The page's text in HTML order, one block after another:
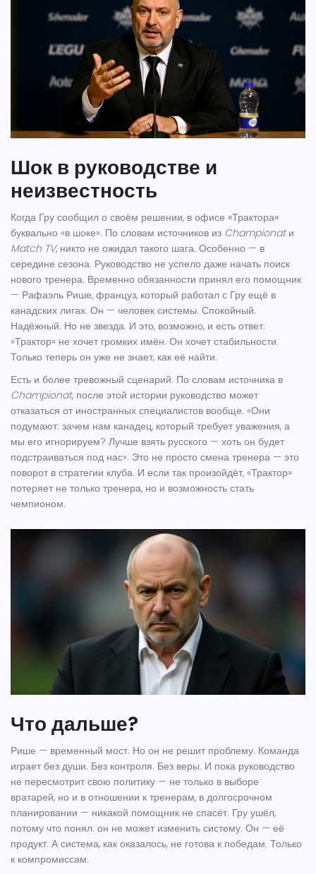
Шок в руководстве и
неизвестность
Когда Гру сообщил о своём решении, в офисе «Трактора»
буквально «в шоке». По словам источников из Championatи
Match TV, никто не ожидал такого шага. Особенно — в
середине сезона. Руководство не успело даже начать поиск
нового тренера. Временно обязанности принял его помощник
— Рафаэль Рише, француз, который работал с Гру ещё в
канадских лигах. Он — человек системы. Спокойный.
Надёжный. Но не звезда. И это, возможно, и есть ответ:
«Трактор» не хочет громких имён. Он хочет стабильности.
Только теперь он уже не знает, как её найти.
Есть и более тревожный сценарий. По словам источника в
Championat, после этой истории руководство может
отказаться от иностранных специалистов вообще. «Они
подумают: зачем нам канадец, который требует уважения, а
мы его игнорируем? Лучше взять русского — хоть он будет
подстраиваться под нас». Это не просто смена тренера — это
поворот в стратегии клуба. И если так произойдёт, «Трактор»
потеряет не только тренера, но и возможность стать
чемпионом.
Что дальше?
Рише — временный мост. Но он не решит проблему. Команда
играет без души. Без контроля. Без веры. И пока руководство
не пересмотрит свою политику — не только в выборе
вратарей, но и в отношении к тренерам, в долгосрочном
планировании — никакой помощник не спасёт. Гру ушёл,
потому что понял: он не может изменить систему. Он — её
продукт. А система, как оказалось, не готова к победам. Только
к компромиссам.